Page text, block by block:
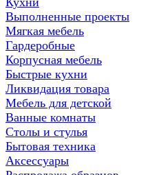
Выполненные проекты
Мягкая мебель
Гардеробные
Корпусная мебель
Быстрые кухни
Ликвидация товара
Мебель для детской
Ванные комнаты
Столы и стулья
Бытовая техника
Аксессуары